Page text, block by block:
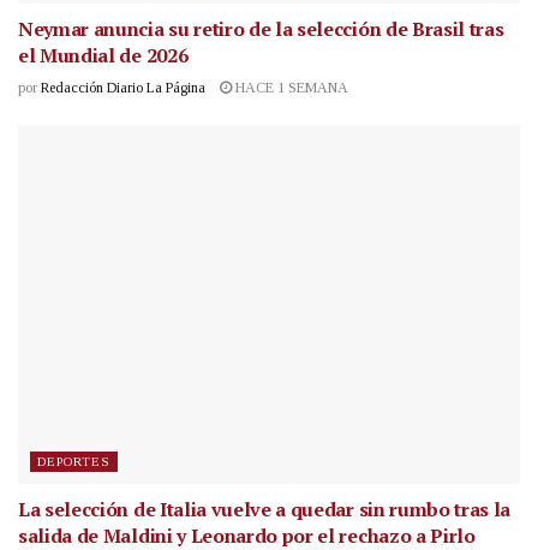
Neymar anuncia su retiro de la selección de Brasil tras
el Mundial de 2026
por Redacción Diario La Página HACE 1 SEMANA
DEPORTES
La selección de Italia vuelve a quedar sin rumbo tras la
salida de Maldini y Leonardo por el rechazo a Pirlo